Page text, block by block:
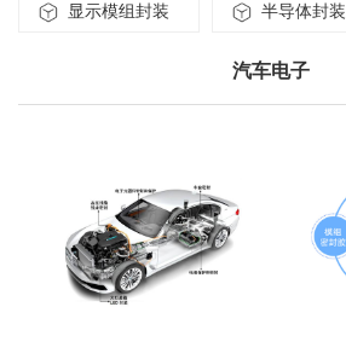
显示模组封装 半导体封装
汽车电子